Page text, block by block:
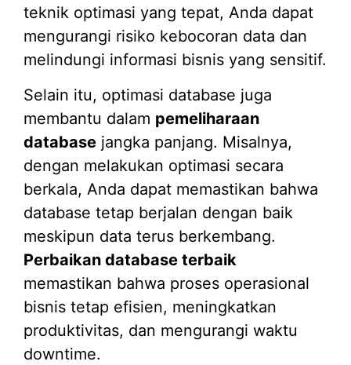
teknik optimasi yang tepat, Anda dapat
mengurangi risiko kebocoran data dan
melindungi informasi bisnis yang sensitif.
Selain itu, optimasi database juga
membantu dalam pemeliharaan
database jangka panjang. Misalnya,
dengan melakukan optimasi secara
berkala, Anda dapat memastikan bahwa
database tetap berjalan dengan baik
meskipun data terus berkembang.
Perbaikan database terbaik
memastikan bahwa proses operasional
bisnis tetap efisien, meningkatkan
produktivitas, dan mengurangi waktu
downtime.